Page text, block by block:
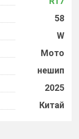
58
W
Мото
нешип
2025
Китай